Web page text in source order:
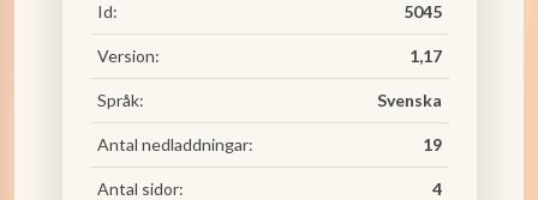
Id: 5045
Version: 1,17
Språk: Svenska
Antal nedladdningar: 19
Antal sidor: 4